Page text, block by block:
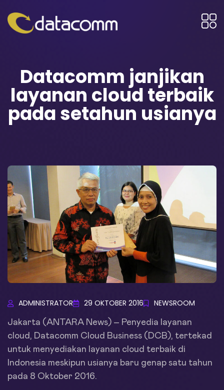
Datacomm janjikan
layanan cloud terbaik
pada setahun usianya
ADMINISTRATOR 29 OKTOBER 2016 NEWSROOM
Jakarta (ANTARA News) – Penyedia layanan
cloud, Datacomm Cloud Business (DCB), tertekad
untuk menyediakan layanan cloud terbaik di
Indonesia meskipun usianya baru genap satu tahun
pada 8 Oktober 2016.